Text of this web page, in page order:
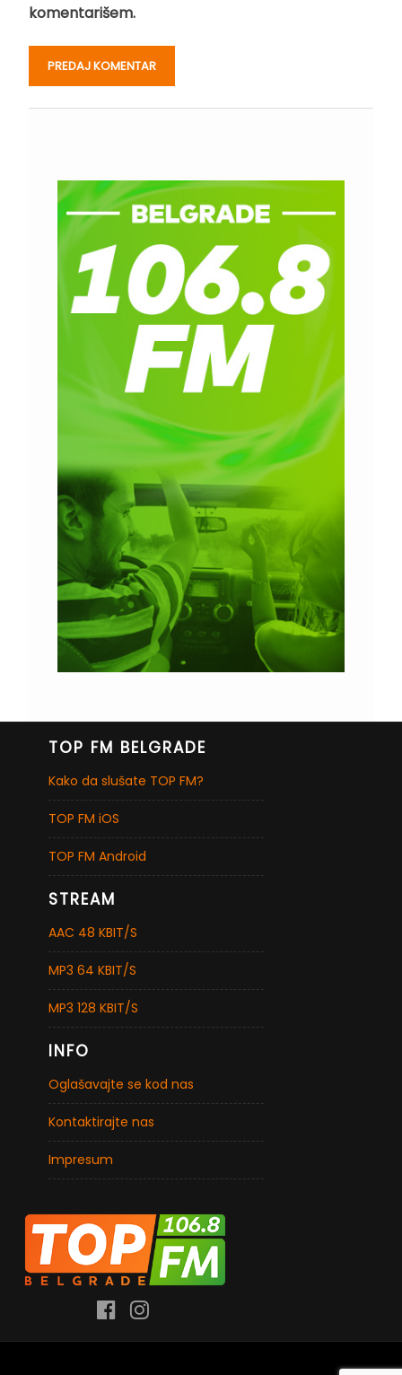
komentarišem.
TOP FM BELGRADE
Kako da slušate TOP FM?
TOP FM iOS
TOP FM Android
STREAM
AAC 48 KBIT/S
MP3 64 KBIT/S
MP3 128 KBIT/S
INFO
Oglašavajte se kod nas
Kontaktirajte nas
Impresum